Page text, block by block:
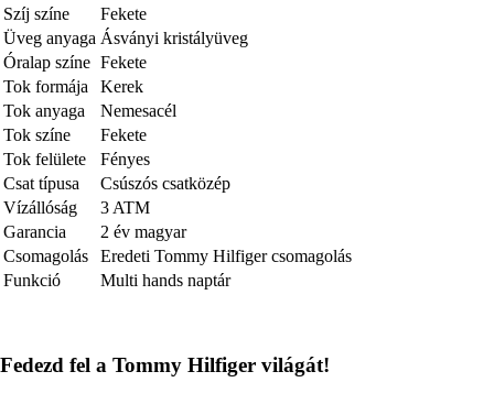
Szíj színe
Fekete
Üveg anyaga Ásványi kristályüveg
Óralap színe Fekete
Tok formája
Kerek
Tok anyaga
Nemesacél
Tok színe
Fekete
Tok felülete
Fényes
Csat típusa
Csúszós csatközép
Vízállóság
3 ATM
Garancia
2 év magyar
Csomagolás
Eredeti Tommy Hilfiger csomagolás
Funkció
Multi hands naptár
Fedezd fel a Tommy Hilfiger világát!